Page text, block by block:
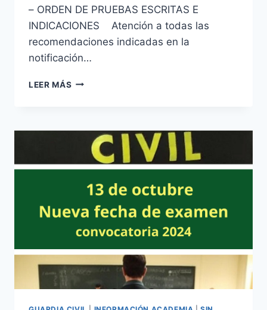
– ORDEN DE PRUEBAS ESCRITAS E
INDICACIONES Atención a todas las
recomendaciones indicadas en la
notificación…
LEER MÁS 01
ESCRITAS
OPOSICIÓN
ESCALA
BÁSICA
POLICÍA
NACIONAL
CONVOCATORIA
-2024